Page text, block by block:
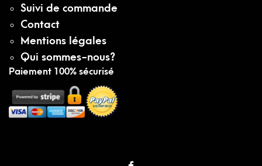
Suivi de commande
Contact
Mentions légales
Qui sommes-nous?
Paiement 100% sécurisé